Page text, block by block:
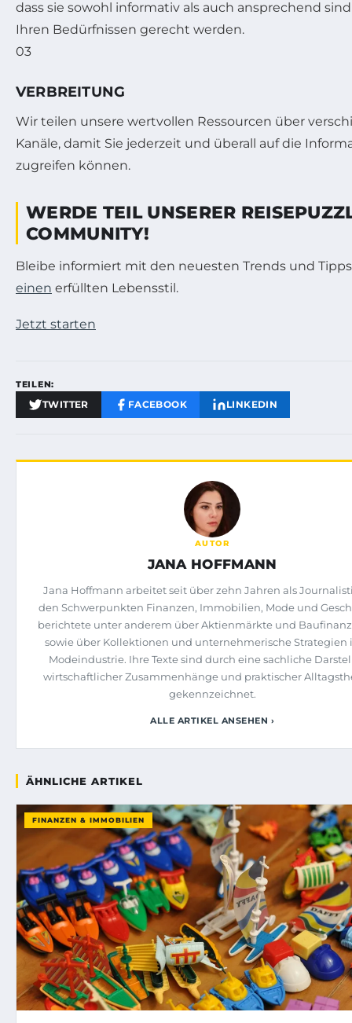
dass sie sowohl informativ als auch ansprechend
Ihren Bedürfnissen gerecht werden.
03
VERBREITUNG
Wir teilen unsere wertvollen Ressourcen über
Kanäle, damit Sie jederzeit und überall auf die
zugreifen können.
WERDE TEIL UNSERER
COMMUNITY!
Bleibe informiert mit den neuesten Trends und
einen erfüllten Lebensstil.
Jetzt starten
TEILEN:
TWITTER FACEBOOK LINKEDIN
AUTOR
JANA HOFFMANN
Jana Hoffmann arbeitet seit über zehn Jahren als
den Schwerpunkten Finanzen, Immobilien, Mode und
berichtete unter anderem über Aktienmärkte und
sowie über Kollektionen und unternehmerische Strategien
Modeindustrie. Ihre Texte sind durch eine sachliche
wirtschaftlicher Zusammenhänge und praktischer
gekennzeichnet.
ALLE ARTIKEL ANSEHEN ›
ÄHNLICHE ARTIKEL
FINANZEN & IMMOBILIEN